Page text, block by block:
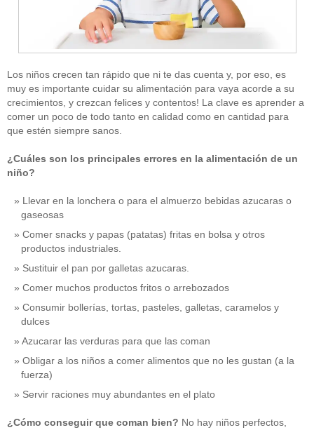
Los niños crecen tan rápido que ni te das cuenta y, por eso, es
muy es importante cuidar su alimentación para vaya acorde a su
crecimientos, y crezcan felices y contentos! La clave es aprender a
comer un poco de todo tanto en calidad como en cantidad para
que estén siempre sanos.
¿Cuáles son los principales errores en la alimentación de un
niño?
Llevar en la lonchera o para el almuerzo bebidas azucaras o
gaseosas
Comer snacks y papas (patatas) fritas en bolsa y otros
productos industriales.
Sustituir el pan por galletas azucaras.
Comer muchos productos fritos o arrebozados
Consumir bollerías, tortas, pasteles, galletas, caramelos y
dulces
Azucarar las verduras para que las coman
Obligar a los niños a comer alimentos que no les gustan (a la
fuerza)
Servir raciones muy abundantes en el plato
¿Cómo conseguir que coman bien? No hay niños perfectos,